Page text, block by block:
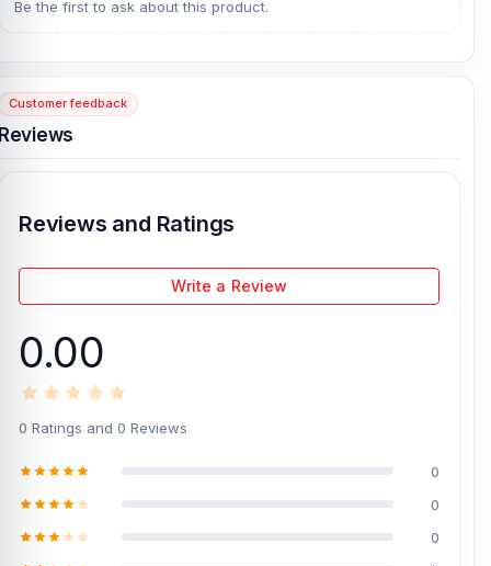
come to our store to get this official and original brand
and receive customer support from our expert technicians
vc_column][/vc_row]
Be the first to ask about this product.
Customer feedback
Reviews and Ratings
Write a Review
0.00
0 Ratings and 0 Reviews
0
0
0